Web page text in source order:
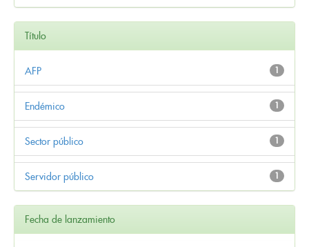
Título
1
AFP
1
Endémico
1
Sector público
1
Servidor público
Fecha de lanzamiento